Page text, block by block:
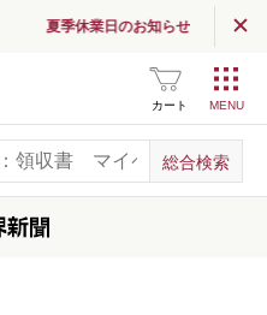
夏季休業日のお知らせ
カート